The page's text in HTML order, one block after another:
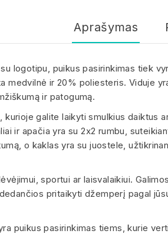
Aprašymas
logotipu, puikus pasirinkimas tiek
medvilnė ir 20% poliesteris. Viduje
ir patogumą.
galite laikyti smulkius daiktus
ir apačia yra su 2x2 rumbu,
o kaklas yra su juostele,
sportui ar laisvalaikiui.
pritaikyti džemperį pagal
puikus pasirinkimas tiems, kurie